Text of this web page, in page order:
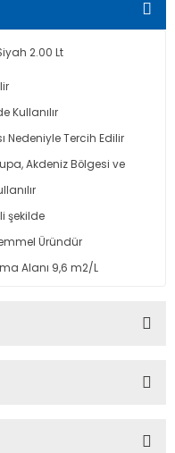
2.00 Lt
Kullanılır
Nedeniyle Tercih Edilir
Akdeniz Bölgesi ve
şekilde
Üründür
Alanı 9,6 m2/L